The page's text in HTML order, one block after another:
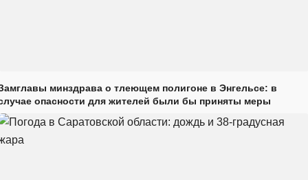
минздрава о тлеющем полигоне в Энгельсе: в
опасности для жителей были бы приняты меры